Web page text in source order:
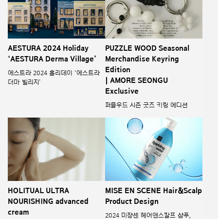
AESTURA 2024 Holiday
‘AESTURA Derma Village’
에스트라 2024 홀리데이 ‘에스트라
더마 빌리지’
PUZZLE WOOD Seasonal
Merchandise Keyring
Edition
| AMORE SEONGU
Exclusive
퍼즐우드 시즌 굿즈 키링 에디션
HOLITUAL ULTRA
NOURISHING advanced
cream
MISE EN SCENE Hair&Scalp
Product Design
2024 미쟝센 헤어앤스칼프 샴푸,